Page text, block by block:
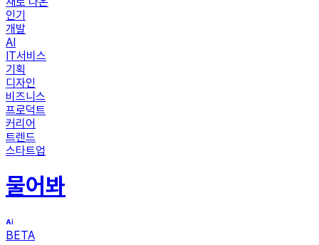
인기
개발
AI
IT서비스
기획
디자인
비즈니스
프로덕트
커리어
트렌드
스타트업
물어봐
BETA